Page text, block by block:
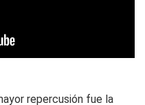
repercusión fue la